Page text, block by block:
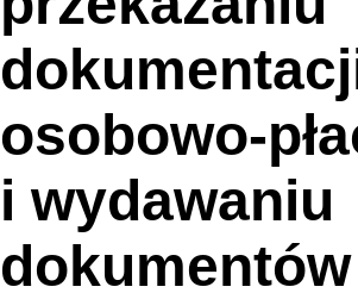
osobowo-
i wydawaniu